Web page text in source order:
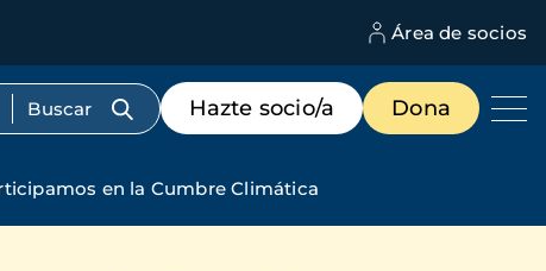
Área de socios
Menú
de
destacados
Hazte socio/a Dona
en la Cumbre Climática